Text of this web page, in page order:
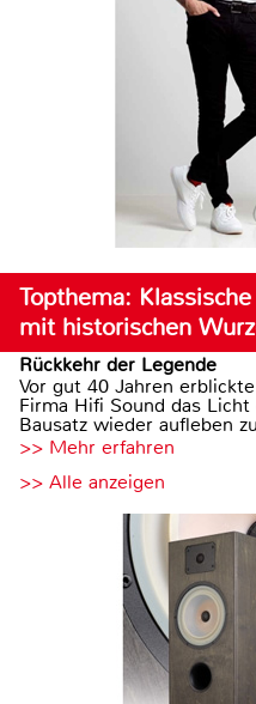
Topthema:
mit historischen
Rückkehr der Legende
Vor gut 40 Jahren
Firma Hifi Sound das
Bausatz wieder aufleben
>> Mehr erfahren
>> Alle anzeigen